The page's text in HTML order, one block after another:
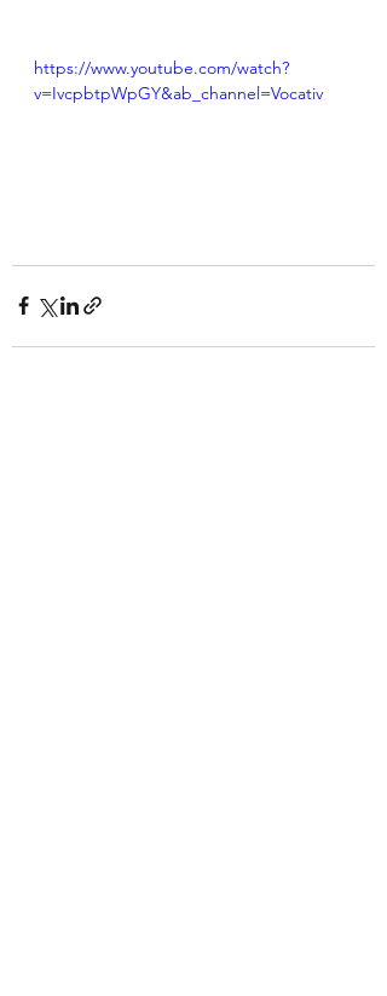
https://www.youtube.com/watch?
v=IvcpbtpWpGY&ab_channel=Vocativ